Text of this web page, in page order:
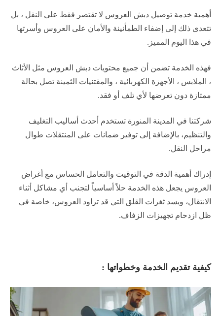
أهمية خدمة توصيل دبش العروس لا تقتصر فقط على النقل ، بل
تتعدى ذلك إلى إضفاء الطمأنينة والأمان على العروس وأسرتها
في هذا اليوم المميز.
فهذه الخدمة تضمن أن جميع محتويات دبش العروس مثل الأثاث
، الملابس ، الأجهزة الكهربائية ، والمقتنيات الثمينة تصل بحالة
ممتازة دون تعرضها لأي تلف أو فقد.
شركتنا في المدينة المنورة تستخدم أحدث أساليب التغليف
والتنظيم، بالإضافة إلى توفير ضمانات على المنتقلات طوال
مراحل النقل.
إدراك أهمية الدقة في التوقيت والتعامل الحساس مع أغراض
العروس يجعل هذه الخدمة حلاً أساسياً لتجنب أي مشاكل أثناء
الانتقال، ويسد ثغرات القلق التي قد تراود العروس، خاصة في
ظل ازدحام تجهيزات الزفاف.​
كيفية تقديم الخدمة وخطواتها :